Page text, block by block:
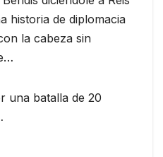
historia de diplomacia
la cabeza sin
una batalla de 20